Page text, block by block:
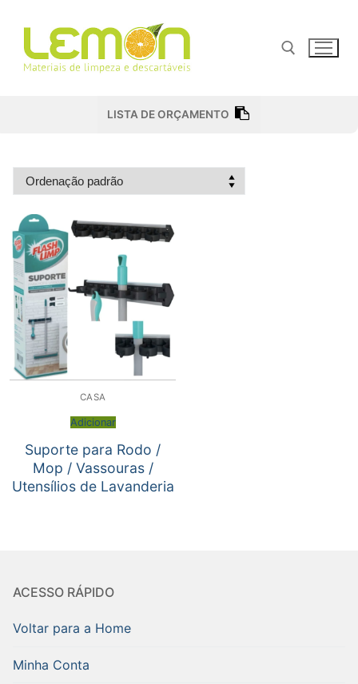
para
conteúdo
Pesquisar por:
LISTA DE ORÇAMENTO
CASA
Adicionar
Suporte para Rodo /
Mop / Vassouras /
Utensílios de Lavanderia
ACESSO RÁPIDO
Voltar para a Home
Minha Conta